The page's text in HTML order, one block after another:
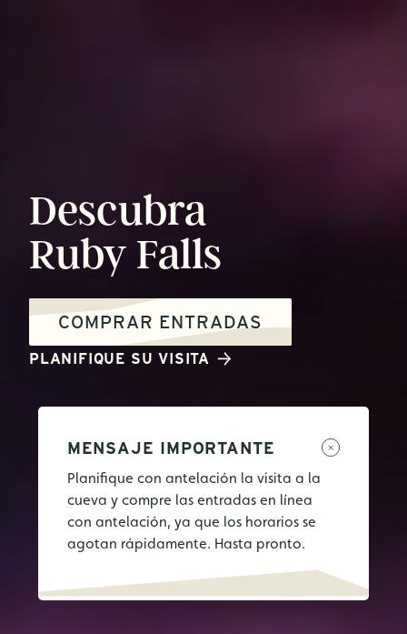
Descubra
Ruby Falls
COMPRAR ENTRADAS
PLANIFIQUE SU VISITA
MENSAJE IMPORTANTE
Planifique con antelación la visita a la
cueva y compre las entradas en línea
con antelación, ya que los horarios se
agotan rápidamente. Hasta pronto.